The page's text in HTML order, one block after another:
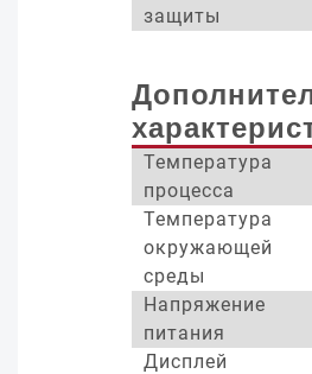
защиты
Температура
процесса
Температура
окружающей
среды
Напряжение
питания
Дисплей